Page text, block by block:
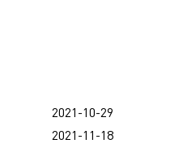
2021-10-29
2021-11-18